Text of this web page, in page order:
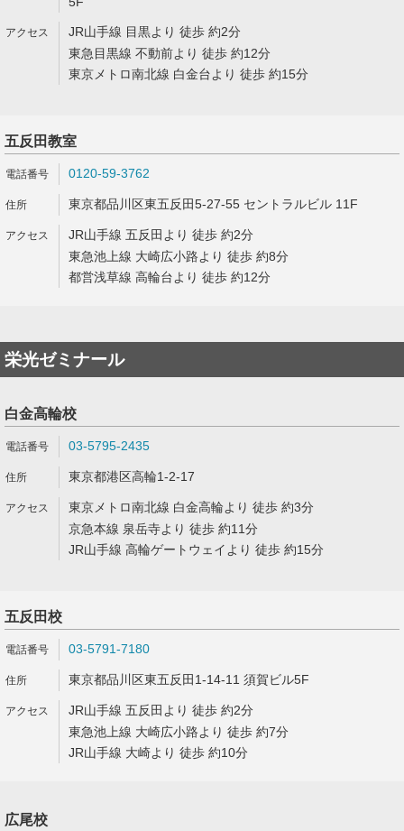
JR山手線 目黒より 徒歩 約2分
東急目黒線 不動前より 徒歩 約12分
東京メトロ南北線 白金台より 徒歩 約15分
五反田教室
0120-59-3762
東京都品川区東五反田5-27-55 セントラルビル 11F
JR山手線 五反田より 徒歩 約2分
東急池上線 大崎広小路より 徒歩 約8分
都営浅草線 高輪台より 徒歩 約12分
栄光ゼミナール
白金高輪校
03-5795-2435
東京都港区高輪1-2-17
東京メトロ南北線 白金高輪より 徒歩 約3分
京急本線 泉岳寺より 徒歩 約11分
JR山手線 高輪ゲートウェイより 徒歩 約15分
五反田校
03-5791-7180
東京都品川区東五反田1-14-11 須賀ビル5F
JR山手線 五反田より 徒歩 約2分
東急池上線 大崎広小路より 徒歩 約7分
JR山手線 大崎より 徒歩 約10分
広尾校